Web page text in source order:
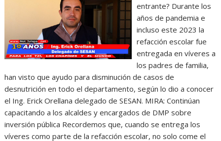
entrante? Durante los
años de pandemia e
incluso este 2023 la
refacción escolar fue
entregada en víveres a
los padres de familia,
han visto que ayudo para disminución de casos de
desnutrición en todo el departamento, según lo dio a conocer
el Ing. Erick Orellana delegado de SESAN. MIRA: Continúan
capacitando a los alcaldes y encargados de DMP sobre
inversión pública Recordemos que, cuando se entrega los
víveres como parte de la refacción escolar, no solo come el